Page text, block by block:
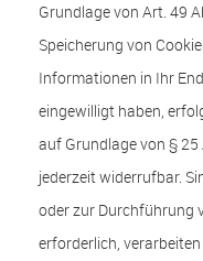
Grundlage von Art. 49
Speicherung von
Informationen in Ihr
eingewilligt haben,
auf Grundlage von § 25
jederzeit widerrufbar.
oder zur Durchführung
erforderlich,